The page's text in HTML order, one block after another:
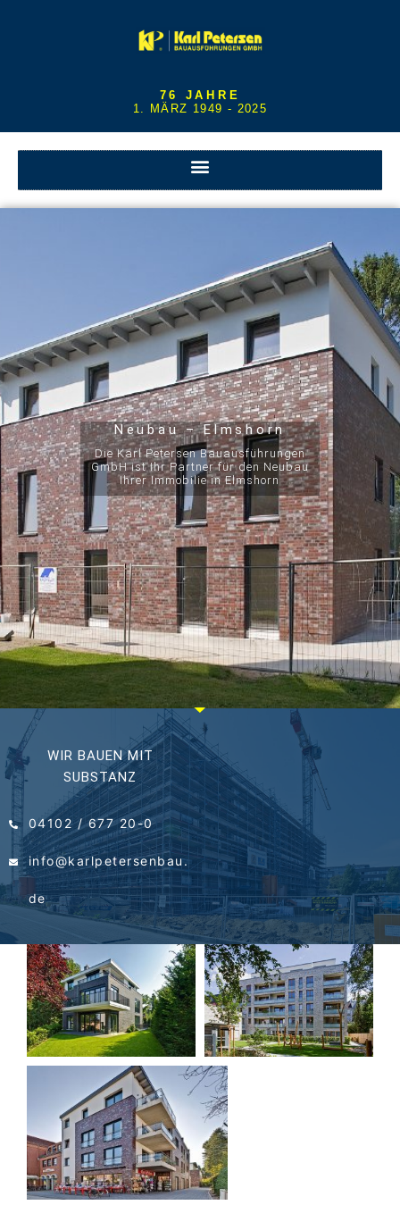
76 JAHRE
1. MÄRZ 1949 - 2025
Neubau – Elmshorn
Die Karl Petersen Bauausführungen
GmbH ist Ihr Partner für den Neubau
Ihrer Immobilie in Elmshorn
WIR BAUEN MIT
SUBSTANZ
04102 / 677 20-0
info@karlpetersenbau.
de